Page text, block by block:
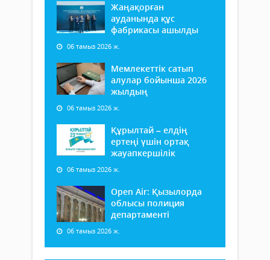
Жаңақорған
ауданында құс
фабрикасы ашылды
06 тамыз 2026 ж.
Мемлекеттік сатып
алулар бойынша 2026
жылдың
06 тамыз 2026 ж.
Құрылтай – елдің
ертеңі үшін ортақ
жауапкершілік
06 тамыз 2026 ж.
Open Air: Қызылорда
облысы полиция
департаменті
06 тамыз 2026 ж.